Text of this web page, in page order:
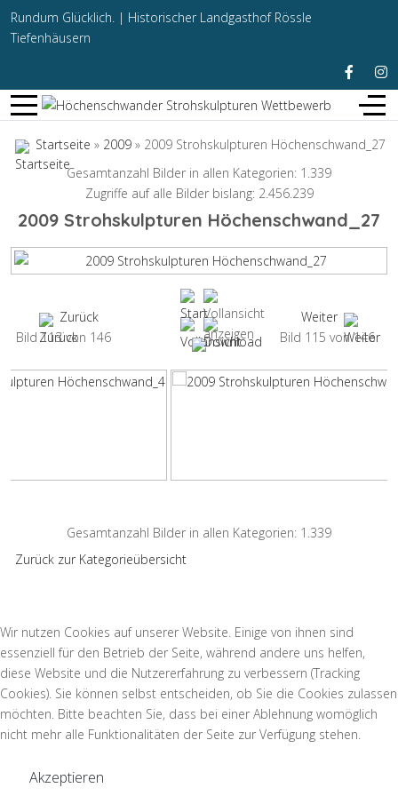
Rundum Glücklich. | Historischer Landgasthof Rössle
Tiefenhäusern
Startseite » 2009 » 2009 Strohskulpturen Höchenschwand_27
Gesamtanzahl Bilder in allen Kategorien: 1.339
Zugriffe auf alle Bilder bislang: 2.456.239
2009 Strohskulpturen Höchenschwand_27
Zurück
Bild 113 von 146
Weiter
Bild 115 von 146
Gesamtanzahl Bilder in allen Kategorien: 1.339
Zurück zur Kategorieübersicht
Wir nutzen Cookies auf unserer Website. Einige von ihnen sind
essenziell für den Betrieb der Seite, während andere uns helfen,
diese Website und die Nutzererfahrung zu verbessern (Tracking
Cookies). Sie können selbst entscheiden, ob Sie die Cookies zulassen
möchten. Bitte beachten Sie, dass bei einer Ablehnung womöglich
nicht mehr alle Funktionalitäten der Seite zur Verfügung stehen.
Akzeptieren